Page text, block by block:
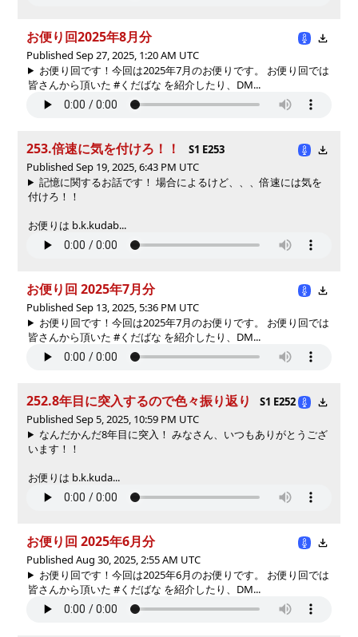
お便り回2025年8月分
Published Sep 27, 2025, 1:20 AM UTC
お便り回です！今回は2025年7月のお便りです。 お便り回では
皆さんから頂いた #くだばな を紹介したり、DM...
253.倍速に気を付けろ！！
S1 E253
Published Sep 19, 2025, 6:43 PM UTC
記憶に関するお話です！ 場合によるけど、、、倍速には気を
付けろ！！
お便りは b.k.kudab...
お便り回 2025年7月分
Published Sep 13, 2025, 5:36 PM UTC
お便り回です！今回は2025年7月のお便りです。 お便り回では
皆さんから頂いた #くだばな を紹介したり、DM...
252.8年目に突入するので色々振り返り
S1 E252
Published Sep 5, 2025, 10:59 PM UTC
なんだかんだ8年目に突入！ みなさん、いつもありがとうござ
います！！
お便りは b.k.kuda...
お便り回 2025年6月分
Published Aug 30, 2025, 2:55 AM UTC
お便り回です！今回は2025年6月のお便りです。 お便り回では
皆さんから頂いた #くだばな を紹介したり、DM...